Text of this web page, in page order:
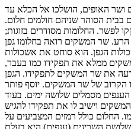
האופים, הושלכו אל הכלא עד
בבית הסוהר שניהם חולמים חלום.
לפשר. החלומות מסודרים בזוגות;
שר המשקים רואה בחלומו גפן
הגפן. הוא סוחט את אשכולות
ממלא את תפקידו כמו בעבר,
את שר המשקים לתפקידו. הגפן
הקרוב של שר המשקים. יוסף פותר
מסמלים שלושה ימים. בעוד
וישיב לו את תפקידו להגיש
החלום כולל רמזים המצביעים על
השריגים (ענפים) היא בעלת